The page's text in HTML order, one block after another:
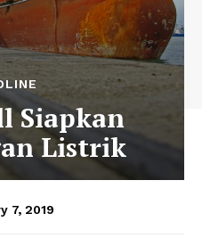
Siapkan
Listrik
7, 2019